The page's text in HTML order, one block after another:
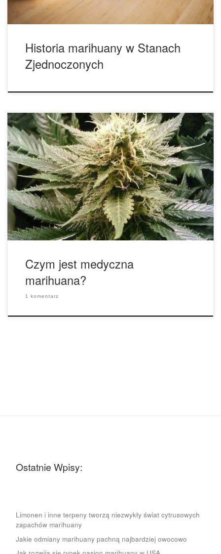
Historia marihuany w Stanach
Zjednoczonych
To może się wydawać proste pytanie, ale zależnie od tego
komu zostanie postawione, jest ona albo niezwykle silnym
lekarstwem albo tylko pretekstem, aby uzyskać uczucie
haju. Czym zatem jest medyczna marihuana i czym różni się
od zwykłej tylko-żeby-dostać-haj marihuany? Roślina
cannabis ma długą historię stosowania medycznego, która
sięga tysięcy lat […]
Czym jest medyczna
marihuana?
1 komentarz
Ostatnie Wpisy:
Limonen i inne terpeny tworzą niezwykły świat cytrusowych
zapachów marihuany
Jakie odmiany marihuany pachną najbardziej owocowo